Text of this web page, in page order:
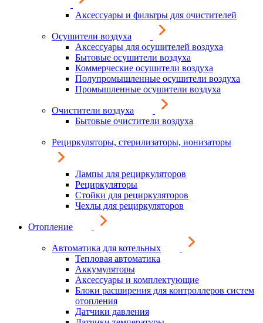
Аксессуары и фильтры для очистителей
Осушители воздуха
Аксессуары для осушителей воздуха
Бытовые осушители воздуха
Коммерческие осушители воздуха
Полупромышленные осушители воздуха
Промышленные осушители воздуха
Очистители воздуха
Бытовые очистители воздуха
Рециркуляторы, стерилизаторы, ионизаторы
Лампы для рециркуляторов
Рециркуляторы
Стойки для рециркуляторов
Чехлы для рециркуляторов
Отопление
Автоматика для котельных
Тепловая автоматика
Аккумуляторы
Аксессуары и комплектующие
Блоки расширения для контроллеров систем
отопления
Датчики давления